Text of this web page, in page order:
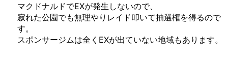
マクドナルドでEXが発生しないので、
寂れた公園でも無理やりレイド叩いて抽選権を得るので
す。
スポンサージムは全くEXが出ていない地域もあります。